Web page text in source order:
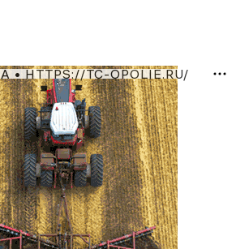
HTTPS://TC-OPOLIE.RU/